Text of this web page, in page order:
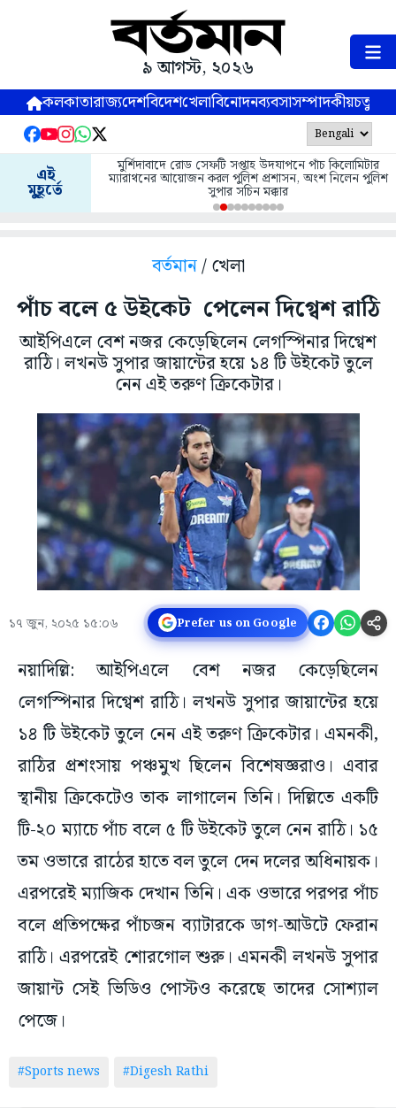
৯ আগস্ট, ২০২৬
কলকাতারাজ্যদেশবিদেশখেলাবিনোদনব্যবসাসম্পাদকীয়
এই
মুহূর্তে
মুর্শিদাবাদে রোড সেফটি সপ্তাহ উদযাপনে পাঁচ কিলোমিটার
ম্যারাথনের আয়োজন করল পুলিশ প্রশাসন, অংশ নিলেন পুলিশ
সুপার সচিন মক্কার
বর্তমান/ খেলা
পাঁচ বলে ৫ উইকেট পেলেন দিগ্বেশ রাঠি
আইপিএলে বেশ নজর কেড়েছিলেন লেগস্পিনার দিগ্বেশ
রাঠি। লখনউ সুপার জায়ান্টের হয়ে ১৪ টি উইকেট তুলে
নেন এই তরুণ ক্রিকেটার।
১৭ জুন, ২০২৫ ১৫:০৬ Prefer us on Google
নয়াদিল্লি: আইপিএলে বেশ নজর কেড়েছিলেন
লেগস্পিনার দিগ্বেশ রাঠি। লখনউ সুপার জায়ান্টের হয়ে
১৪ টি উইকেট তুলে নেন এই তরুণ ক্রিকেটার। এমনকী,
রাঠির প্রশংসায় পঞ্চমুখ ছিলেন বিশেষজ্ঞরাও। এবার
স্থানীয় ক্রিকেটেও তাক লাগালেন তিনি। দিল্লিতে একটি
টি-২০ ম্যাচে পাঁচ বলে ৫ টি উইকেট তুলে নেন রাঠি। ১৫
তম ওভারে রাঠের হাতে বল তুলে দেন দলের অধিনায়ক।
এরপরেই ম্যাজিক দেখান তিনি। এক ওভারে পরপর পাঁচ
বলে প্রতিপক্ষের পাঁচজন ব্যাটারকে ডাগ-আউটে ফেরান
রাঠি। এরপরেই শোরগোল শুরু। এমনকী লখনউ সুপার
জায়ান্ট সেই ভিডিও পোস্টও করেছে তাদের সোশ্যাল
পেজে।
#Sports news #Digesh Rathi